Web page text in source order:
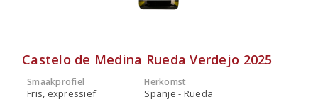
Castelo de Medina Rueda Verdejo 2025
Smaakprofiel
Fris, expressief
Herkomst
Spanje - Rueda